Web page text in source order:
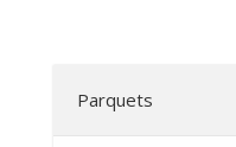
Parquets